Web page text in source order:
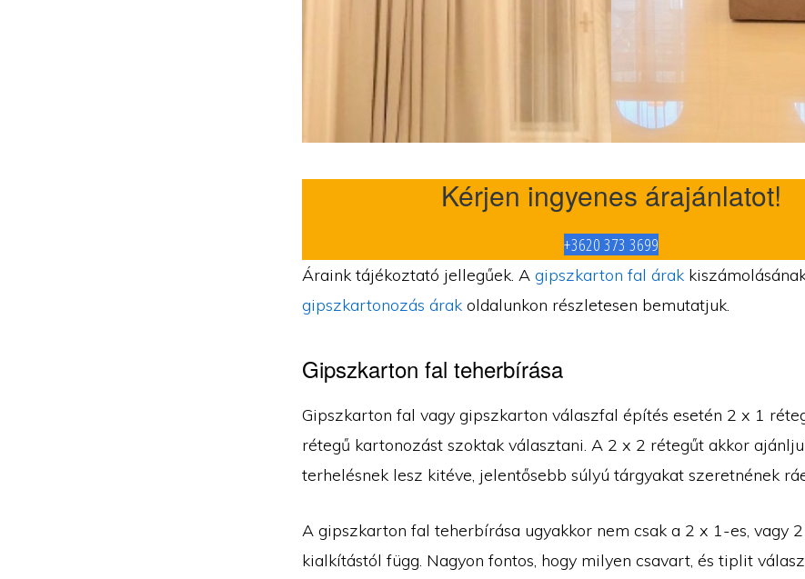
Kérjen ingyenes árajánlatot!
+3620 373 3699
Áraink tájékoztató jellegűek. A gipszkarton fal árak
gipszkartonozás árak oldalunkon részletesen bemutatjuk.
Gipszkarton fal teherbírása
Gipszkarton fal vagy gipszkarton válaszfal építés esetén 2 x 1
rétegű kartonozást szoktak választani. A 2 x 2 rétegűt akkor
terhelésnek lesz kitéve, jelentősebb súlyú tárgyakat szeretnének
A gipszkarton fal teherbírása ugyakkor nem csak a 2 x 1-es, vagy
kialkítástól függ. Nagyon fontos, hogy milyen csavart, és tiplit